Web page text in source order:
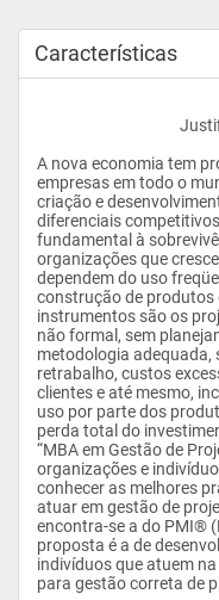
Características
A nova economia tem
empresas em todo o
criação e
diferenciais
fundamental à
organizações que
dependem do uso
construção de produtos
instrumentos são os
não formal, sem
metodologia adequada,
retrabalho, custos
clientes e até mesmo,
uso por parte dos
perda total do
“MBA em Gestão de
organizações e
conhecer as melhores
atuar em gestão de
encontra-se a do PMI®
proposta é a de
indivíduos que atuem
para gestão correta de